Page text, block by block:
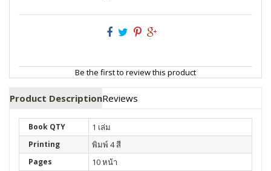
Be the first to review this product
Product DescriptionReviews
Book QTY 1 เล่ม
Printing พิมพ์ 4 สี
Pages 10 หน้า